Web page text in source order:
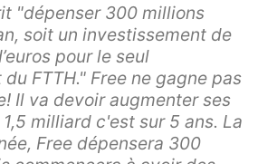
"dépenser 300 millions
soit un investissement de
pour le seul
FTTH." Free ne gagne pas
Il va devoir augmenter ses
milliard c'est sur 5 ans. La
Free dépensera 300